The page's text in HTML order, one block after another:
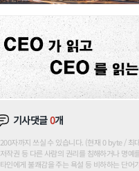
기사댓글0개
200자까지 쓰실 수 있습니다. (현재 0 byte / 최
저작권 등 다른 사람의 권리를 침해하거나 명
타인에게 불쾌감을 주는 욕설 등 비하하는 단